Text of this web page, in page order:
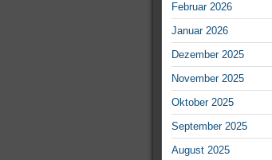
Februar 2026
Januar 2026
Dezember 2025
November 2025
Oktober 2025
September 2025
August 2025